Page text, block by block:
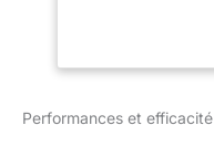
Performances et efficacité